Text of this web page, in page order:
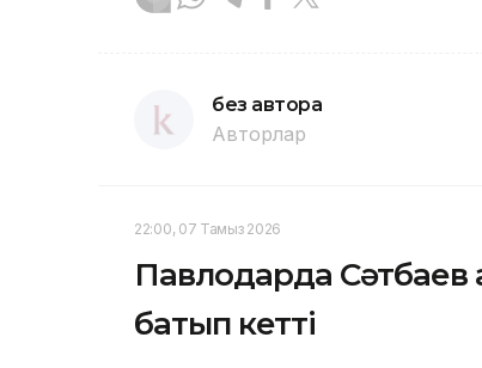
без автора
Авторлар
22:00, 07 Тамыз 2026
Павлодарда Сәтбаев
батып кетті